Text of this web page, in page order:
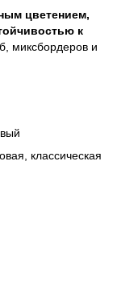
цветением,
к
миксбордеров и
классическая